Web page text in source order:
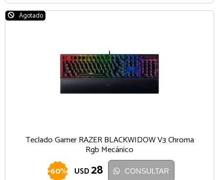
Agotado
Teclado Gamer RAZER BLACKWIDOW V3 Chroma
Rgb Mecánico
-60% USD 28 CONSULTAR